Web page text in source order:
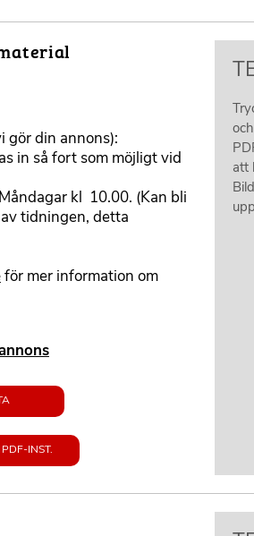
gör din annons):
in så fort som möjligt vid
kl 10.00. (Kan bli
tidningen, detta
för mer information om
PDF-INST.
T
T
E
L
att